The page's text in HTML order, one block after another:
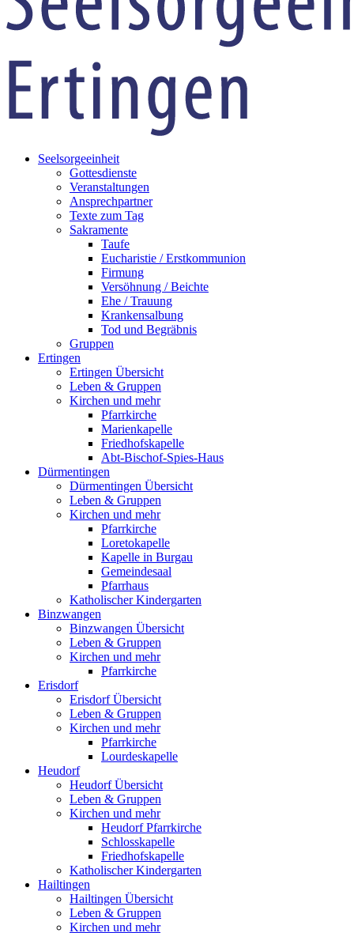
Seelsorgeeinheit
Gottesdienste
Veranstaltungen
Ansprechpartner
Texte zum Tag
Sakramente
Taufe
Eucharistie / Erstkommunion
Firmung
Versöhnung / Beichte
Ehe / Trauung
Krankensalbung
Tod und Begräbnis
Gruppen
Ertingen
Ertingen Übersicht
Leben & Gruppen
Kirchen und mehr
Pfarrkirche
Marienkapelle
Friedhofskapelle
Abt-Bischof-Spies-Haus
Dürmentingen
Dürmentingen Übersicht
Leben & Gruppen
Kirchen und mehr
Pfarrkirche
Loretokapelle
Kapelle in Burgau
Gemeindesaal
Pfarrhaus
Katholischer Kindergarten
Binzwangen
Binzwangen Übersicht
Leben & Gruppen
Kirchen und mehr
Pfarrkirche
Erisdorf
Erisdorf Übersicht
Leben & Gruppen
Kirchen und mehr
Pfarrkirche
Lourdeskapelle
Heudorf
Heudorf Übersicht
Leben & Gruppen
Kirchen und mehr
Heudorf Pfarrkirche
Schlosskapelle
Friedhofskapelle
Katholischer Kindergarten
Hailtingen
Hailtingen Übersicht
Leben & Gruppen
Kirchen und mehr